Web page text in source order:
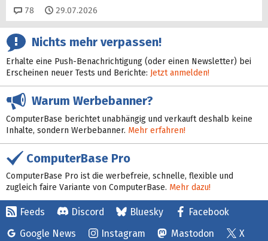
78 Kommentare
29.07.2026
Nichts mehr verpassen!
Erhalte eine Push-Benachrichtigung (oder einen Newsletter) bei
Erscheinen neuer Tests und Berichte: Jetzt anmelden!
Warum Werbebanner?
ComputerBase berichtet unabhängig und verkauft deshalb keine
Inhalte, sondern Werbebanner. Mehr erfahren!
ComputerBase Pro
ComputerBase Pro ist die werbefreie, schnelle, flexible und
zugleich faire Variante von ComputerBase. Mehr dazu!
Feeds Discord Bluesky
Facebook
Google News
Instagram Mastodon X